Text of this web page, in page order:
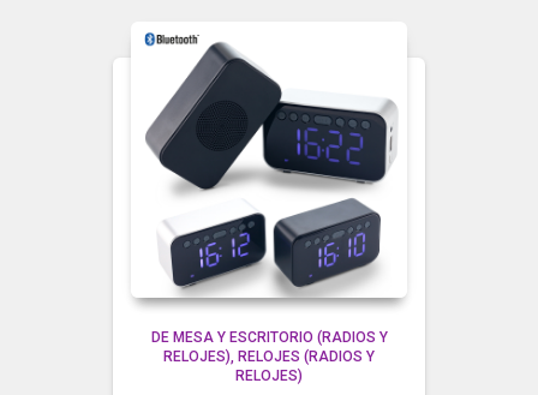
DE MESA Y ESCRITORIO (RADIOS Y
RELOJES)
RELOJES (RADIOS Y
RELOJES)